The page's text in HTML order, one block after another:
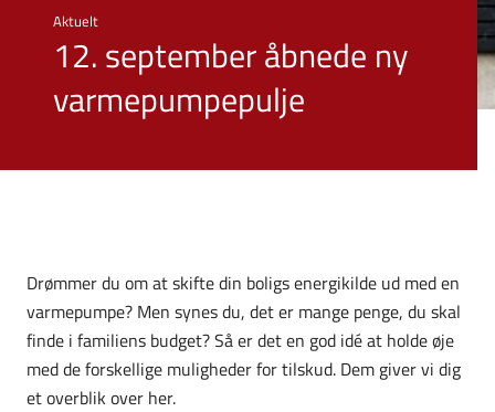
Aktuelt
12. september åbnede ny
varmepumpepulje
Drømmer du om at skifte din boligs energikilde ud med en
varmepumpe? Men synes du, det er mange penge, du skal
finde i familiens budget? Så er det en god idé at holde øje
med de forskellige muligheder for tilskud. Dem giver vi dig
et overblik over her.